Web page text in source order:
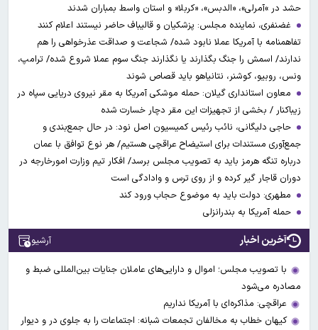
حشد در »آمرلی»، «الدبس»، «کربلا« و استان واسط بمباران شدند
غضنفری، نماینده مجلس: پزشکیان و قالیباف حاضر نیستند اعلام کنند
تفاهمنامه با آمریکا عملا نابود شده/ شجاعت و صداقت عذرخواهی را هم
ندارند/ اسمش را جنگ بگذارند یا نگذارند جنگ سوم عملا شروع شده/ ترامپ،
ونس، روبیو، کوشنر، نتانیاهو باید قصاص شوند
معاون استانداری گیلان: حمله موشکی آمریکا به مقر نیروی دریایی سپاه در
زیباکنار / بخشی از تجهیزات این مقر دچار خسارت شده
حاجی دلیگانی، نائب رئیس کمیسیون اصل نود: در حال جمع‌بندی و
جمع‌آوری مستندات برای استیضاح عراقچی هستیم/ هر نوع توافق با عمان
درباره تنگه هرمز باید به تصویب مجلس برسد/ افکار تیم وزارت امورخارجه در
دوران قاجار گیر کرده و از روی ترس و وادادگی است
مطهری: دولت باید به موضوع حجاب ورود کند
حمله آمریکا به بندرانزلی
آخرین اخبار آرشیو
با تصویب مجلس؛ اموال و دارایی‌های عاملان جنایات بین‌المللی ضبط و
مصادره می‌شود
عراقچی: مذاکره‌ای با آمریکا نداریم
کیهان خطاب به مخالفان تجمعات شبانه: اجتماعات را به جلوی در و دیوار